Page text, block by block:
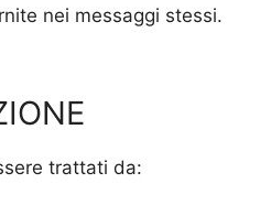
nei messaggi stessi.
trattati da: